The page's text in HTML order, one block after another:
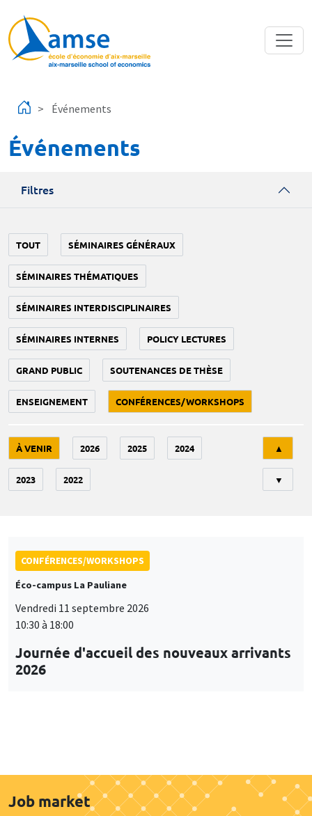
Événements
Événements
Filtres
TOUT SÉMINAIRES GÉNÉRAUX
SÉMINAIRES THÉMATIQUES
SÉMINAIRES INTERDISCIPLINAIRES
SÉMINAIRES INTERNES POLICY LECTURES
GRAND PUBLIC SOUTENANCES DE THÈSE
ENSEIGNEMENT CONFÉRENCES/WORKSHOPS
À VENIR 2026 2025 2024
2023 2022
▲
▼
CONFÉRENCES/WORKSHOPS
Éco-campus La Pauliane
Vendredi 11 septembre 2026
10:30 à 18:00
Journée d'accueil des nouveaux arrivants
2026
Job market